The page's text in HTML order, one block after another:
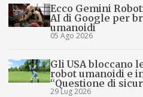
Ecco Gemini
AI di Google per
umanoidi
05 Ago 2026
Gli USA bloccano
robot umanoidi e
“Questione di
29 Lug 2026